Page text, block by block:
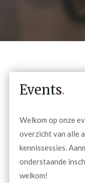
Events.
Welkom op onze
overzicht van alle
kennissessies.
onderstaande
welkom!